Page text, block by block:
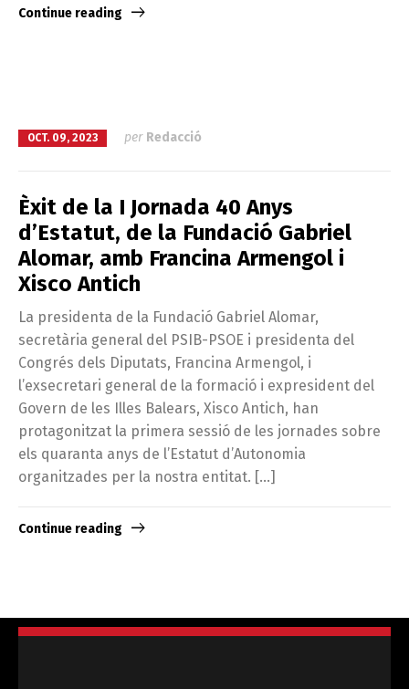
Continue reading
OCT. 09, 2023 per Redacció
Èxit de la I Jornada 40 Anys
d’Estatut, de la Fundació Gabriel
Alomar, amb Francina Armengol i
Xisco Antich
La presidenta de la Fundació Gabriel Alomar,
secretària general del PSIB-PSOE i presidenta del
Congrés dels Diputats, Francina Armengol, i
l’exsecretari general de la formació i expresident del
Govern de les Illes Balears, Xisco Antich, han
protagonitzat la primera sessió de les jornades sobre
els quaranta anys de l’Estatut d’Autonomia
organitzades per la nostra entitat. […]
Continue reading